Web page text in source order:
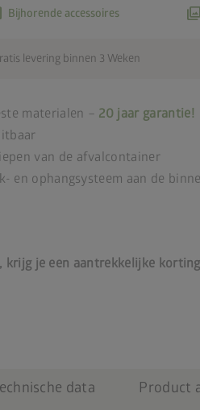
Bijhorende accessoires photo_library
levering binnen 3 Weken
materialen – 20 jaar garantie!
van de afvalcontainer
en ophangsysteem aan de
krijg je een aantrekkelijke korting
data Product